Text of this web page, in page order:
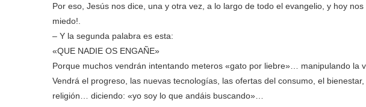
Por eso, Jesús nos dice, una y otra vez, a lo largo de todo el evangelio, y hoy
miedo!.
– Y la segunda palabra es esta:
«QUE NADIE OS ENGAÑE»
Porque muchos vendrán intentando meteros «gato por liebre»… manipulando la
Vendrá el progreso, las nuevas tecnologías, las ofertas del consumo, el
religión… diciendo: «yo soy lo que andáis buscando»…